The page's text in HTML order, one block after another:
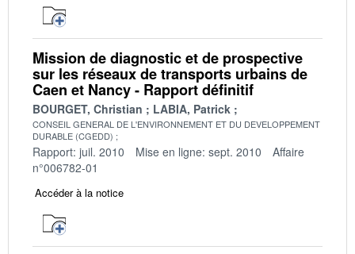
Mission de diagnostic et de prospective
sur les réseaux de transports urbains de
Caen et Nancy - Rapport définitif
BOURGET, Christian LABIA, Patrick
CONSEIL GENERAL DE L'ENVIRONNEMENT ET DU DEVELOPPEMENT
DURABLE (CGEDD)
Rapport: juil. 2010 Mise en ligne: sept. 2010
Affaire
n°006782-01
Accéder à la notice